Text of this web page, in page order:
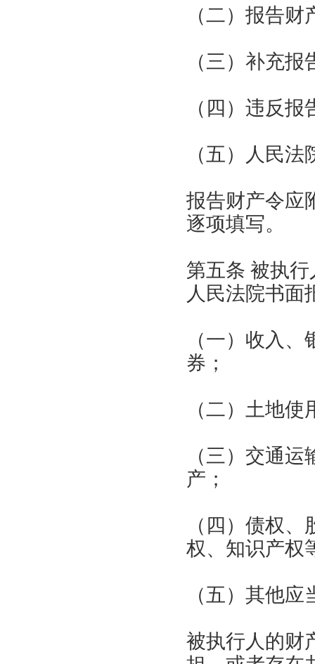
（二）报告
（三）补充
（四）违反
（五）人民
报告财产令应
逐项填写。
第五条 被执
人民法院书面
（一）收入
券；
（二）土地
（三）交通
产；
（四）债权
权、知识产权
（五）其他
被执行人的财